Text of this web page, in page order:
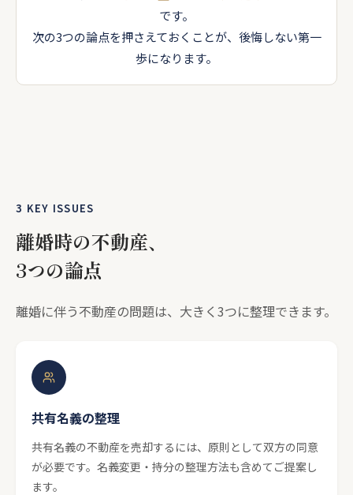
です。
次の3つの論点を押さえておくことが、後悔しない第一
歩になります。
3 KEY ISSUES
離婚時の不動産、
3つの論点
離婚に伴う不動産の問題は、大きく3つに整理できます。
共有名義の整理
共有名義の不動産を売却するには、原則として双方の同意
が必要です。名義変更・持分の整理方法も含めてご提案し
ます。